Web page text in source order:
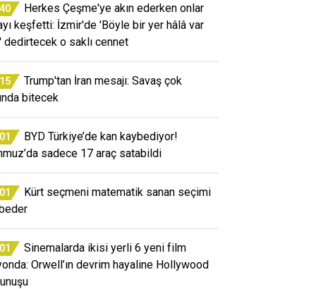
Herkes Çeşme'ye akın ederken onlar
keşfetti: İzmir'de 'Böyle bir yer hâlâ var
dedirtecek o saklı cennet
Trump'tan İran mesajı: Savaş çok
bitecek
BYD Türkiye’de kan kaybediyor!
sadece 17 araç satabildi
Kürt seçmeni matematik sanan seçimi
Sinemalarda ikisi yerli 6 yeni film
Orwell’ın devrim hayaline Hollywood